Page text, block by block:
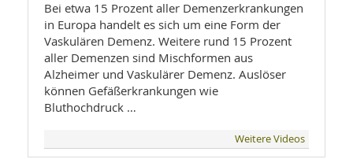
Bei etwa 15 Prozent aller Demenzerkrankungen
in Europa handelt es sich um eine Form der
Vaskulären Demenz. Weitere rund 15 Prozent
aller Demenzen sind Mischformen aus
Alzheimer und Vaskulärer Demenz. Auslöser
können Gefäßerkrankungen wie
Bluthochdruck …
Weitere Videos